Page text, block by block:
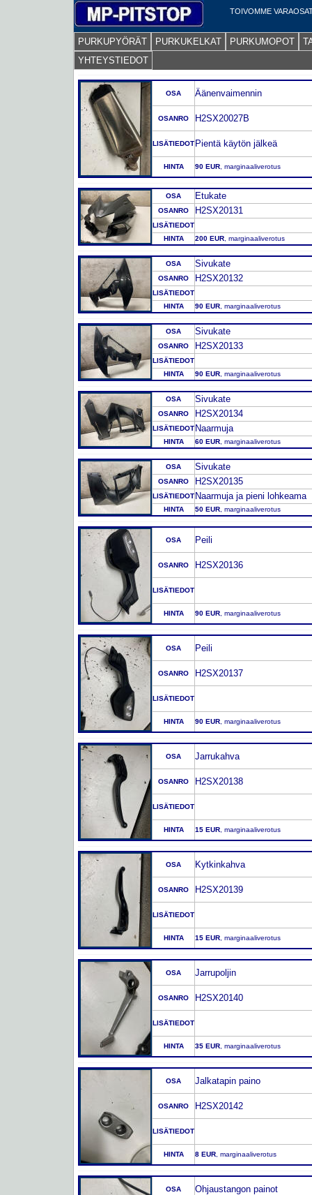
TOIVOMME
PURKUPYÖRÄT PURKUKELKAT PURKUMOPOT
YHTEYSTIEDOT
OSA Äänenvaimennin
OSANRO H2SX20027B
LISÄTIEDOT Pientä käytön jälkeä
HINTA 90 EUR , marginaaliverotus
OSA Etukate
OSANRO H2SX20131
LISÄTIEDOT
HINTA
200 EUR , marginaaliverotus
OSA Sivukate
OSANRO H2SX20132
LISÄTIEDOT
HINTA
90 EUR , marginaaliverotus
OSA Sivukate
OSANRO H2SX20133
LISÄTIEDOT
HINTA
90 EUR , marginaaliverotus
OSA Sivukate
OSANRO H2SX20134
LISÄTIEDOT Naarmuja
HINTA 60 EUR , marginaaliverotus
OSA Sivukate
OSANRO H2SX20135
LISÄTIEDOT Naarmuja ja pieni lohkeama
HINTA 50 EUR , marginaaliverotus
OSA Peili
OSANRO H2SX20136
LISÄTIEDOT
HINTA 90 EUR , marginaaliverotus
OSA Peili
OSANRO H2SX20137
LISÄTIEDOT
HINTA 90 EUR , marginaaliverotus
OSA Jarrukahva
OSANRO H2SX20138
LISÄTIEDOT
HINTA 15 EUR , marginaaliverotus
OSA Kytkinkahva
OSANRO H2SX20139
LISÄTIEDOT
HINTA 15 EUR , marginaaliverotus
OSA Jarrupoljin
OSANRO H2SX20140
LISÄTIEDOT
HINTA 35 EUR , marginaaliverotus
OSA Jalkatapin paino
OSANRO H2SX20142
LISÄTIEDOT
HINTA 8 EUR , marginaaliverotus
OSA Ohjaustangon painot